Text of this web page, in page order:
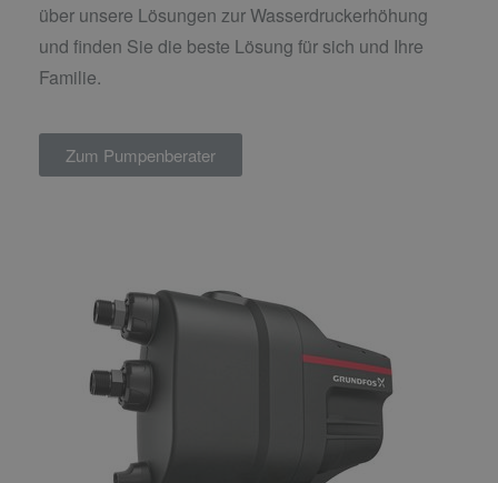
über unsere Lösungen zur Wasserdruckerhöhung
und finden Sie die beste Lösung für sich und Ihre
Familie.
Zum Pumpenberater